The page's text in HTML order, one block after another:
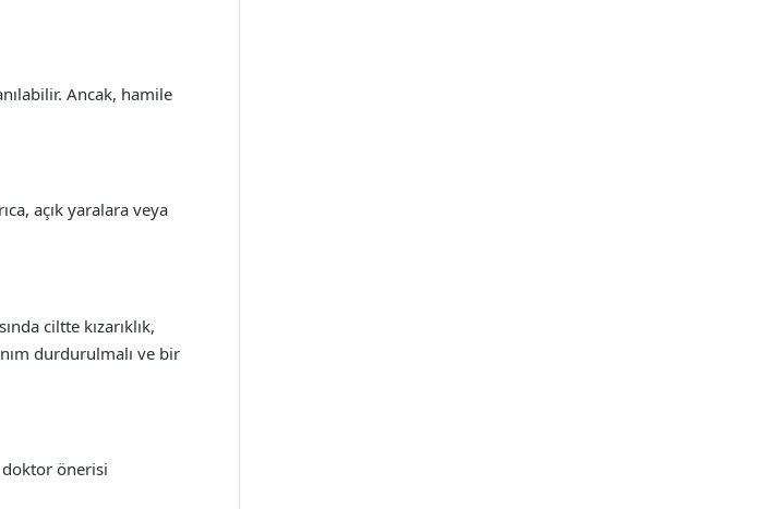
Ancak, hamile
açık yaralara veya
ciltte kızarıklık,
durdurulmalı ve bir
doktor önerisi